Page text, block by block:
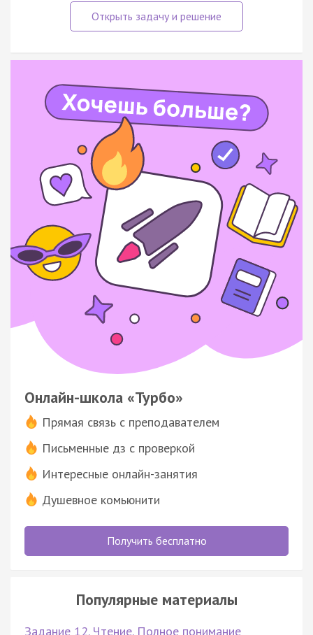
Онлайн-школа «Турбо»
Прямая связь с преподавателем
Письменные дз с проверкой
Интересные онлайн-занятия
Душевное комьюнити
Получить бесплатно
Популярные материалы
Задание 12. Чтение. Полное понимание